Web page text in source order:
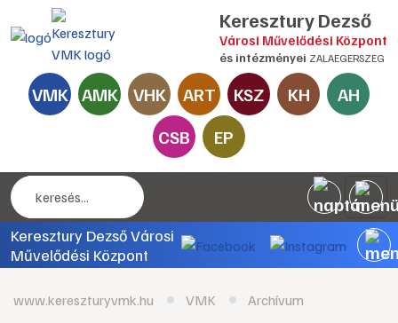
Keresztury Dezső
Városi Művelődési Központ
és intézményei ZALAEGERSZEG
VMK AMK VHK ART KSZ KH
AH
CSB
EP
Keresztury Dezső Városi
Művelődési Központ
www.kereszturyvmk.hu VMK Archívum